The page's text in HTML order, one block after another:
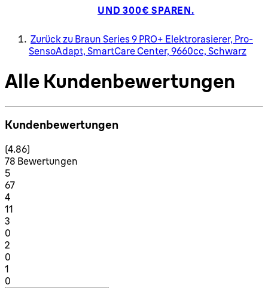
UND 300€ SPAREN.
Zurück zu Braun Series 9 PRO+ Elektrorasierer, Pro-
SensoAdapt, SmartCare Center, 9660cc, Schwarz
Alle Kundenbewertungen
Kundenbewertungen
4.86 Sterne von maximal 5
(4.86)
78 Bewertungen
51 Sterne von maximal 1
67
41 Sterne von maximal 1
11
3
0
2
0
1
0